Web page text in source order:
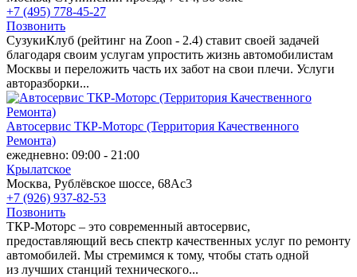
+7 (495) 778-45-27
Позвонить
СузукиКлуб (рейтинг на Zoon - 2.4) ставит своей задачей
благодаря своим услугам упростить жизнь автомобилистам
Москвы и переложить часть их забот на свои плечи. Услуги
авторазборки...
Автосервис ТКР-Моторс (Территория Качественного
Ремонта)
ежедневно: 09:00 - 21:00
Крылатское
Москва, Рублёвское шоссе, 68Ас3
+7 (926) 937-82-53
Позвонить
ТКР-Моторс – это современный автосервис,
предоставляющий весь спектр качественных услуг по ремонту
автомобилей. Мы стремимся к тому, чтобы стать одной
из лучших станций технического...